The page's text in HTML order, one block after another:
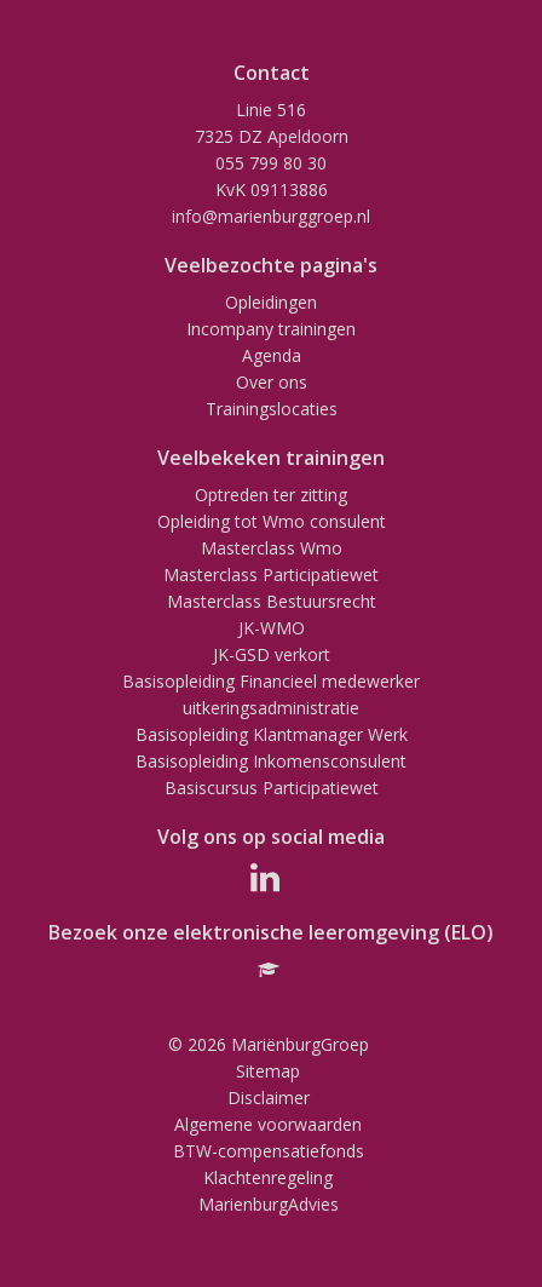
Contact
Linie 516
7325 DZ Apeldoorn
055 799 80 30
KvK 09113886
info@marienburggroep.nl
Veelbezochte pagina's
Opleidingen
Incompany trainingen
Agenda
Over ons
Trainingslocaties
Veelbekeken trainingen
Optreden ter zitting
Opleiding tot Wmo consulent
Masterclass Wmo
Masterclass Participatiewet
Masterclass Bestuursrecht
JK-WMO
JK-GSD verkort
Basisopleiding Financieel medewerker
uitkeringsadministratie
Basisopleiding Klantmanager Werk
Basisopleiding Inkomensconsulent
Basiscursus Participatiewet
Volg ons op social media
Bezoek onze elektronische leeromgeving (ELO)
© 2026 MariënburgGroep
Sitemap
Disclaimer
Algemene voorwaarden
BTW-compensatiefonds
Klachtenregeling
MarienburgAdvies